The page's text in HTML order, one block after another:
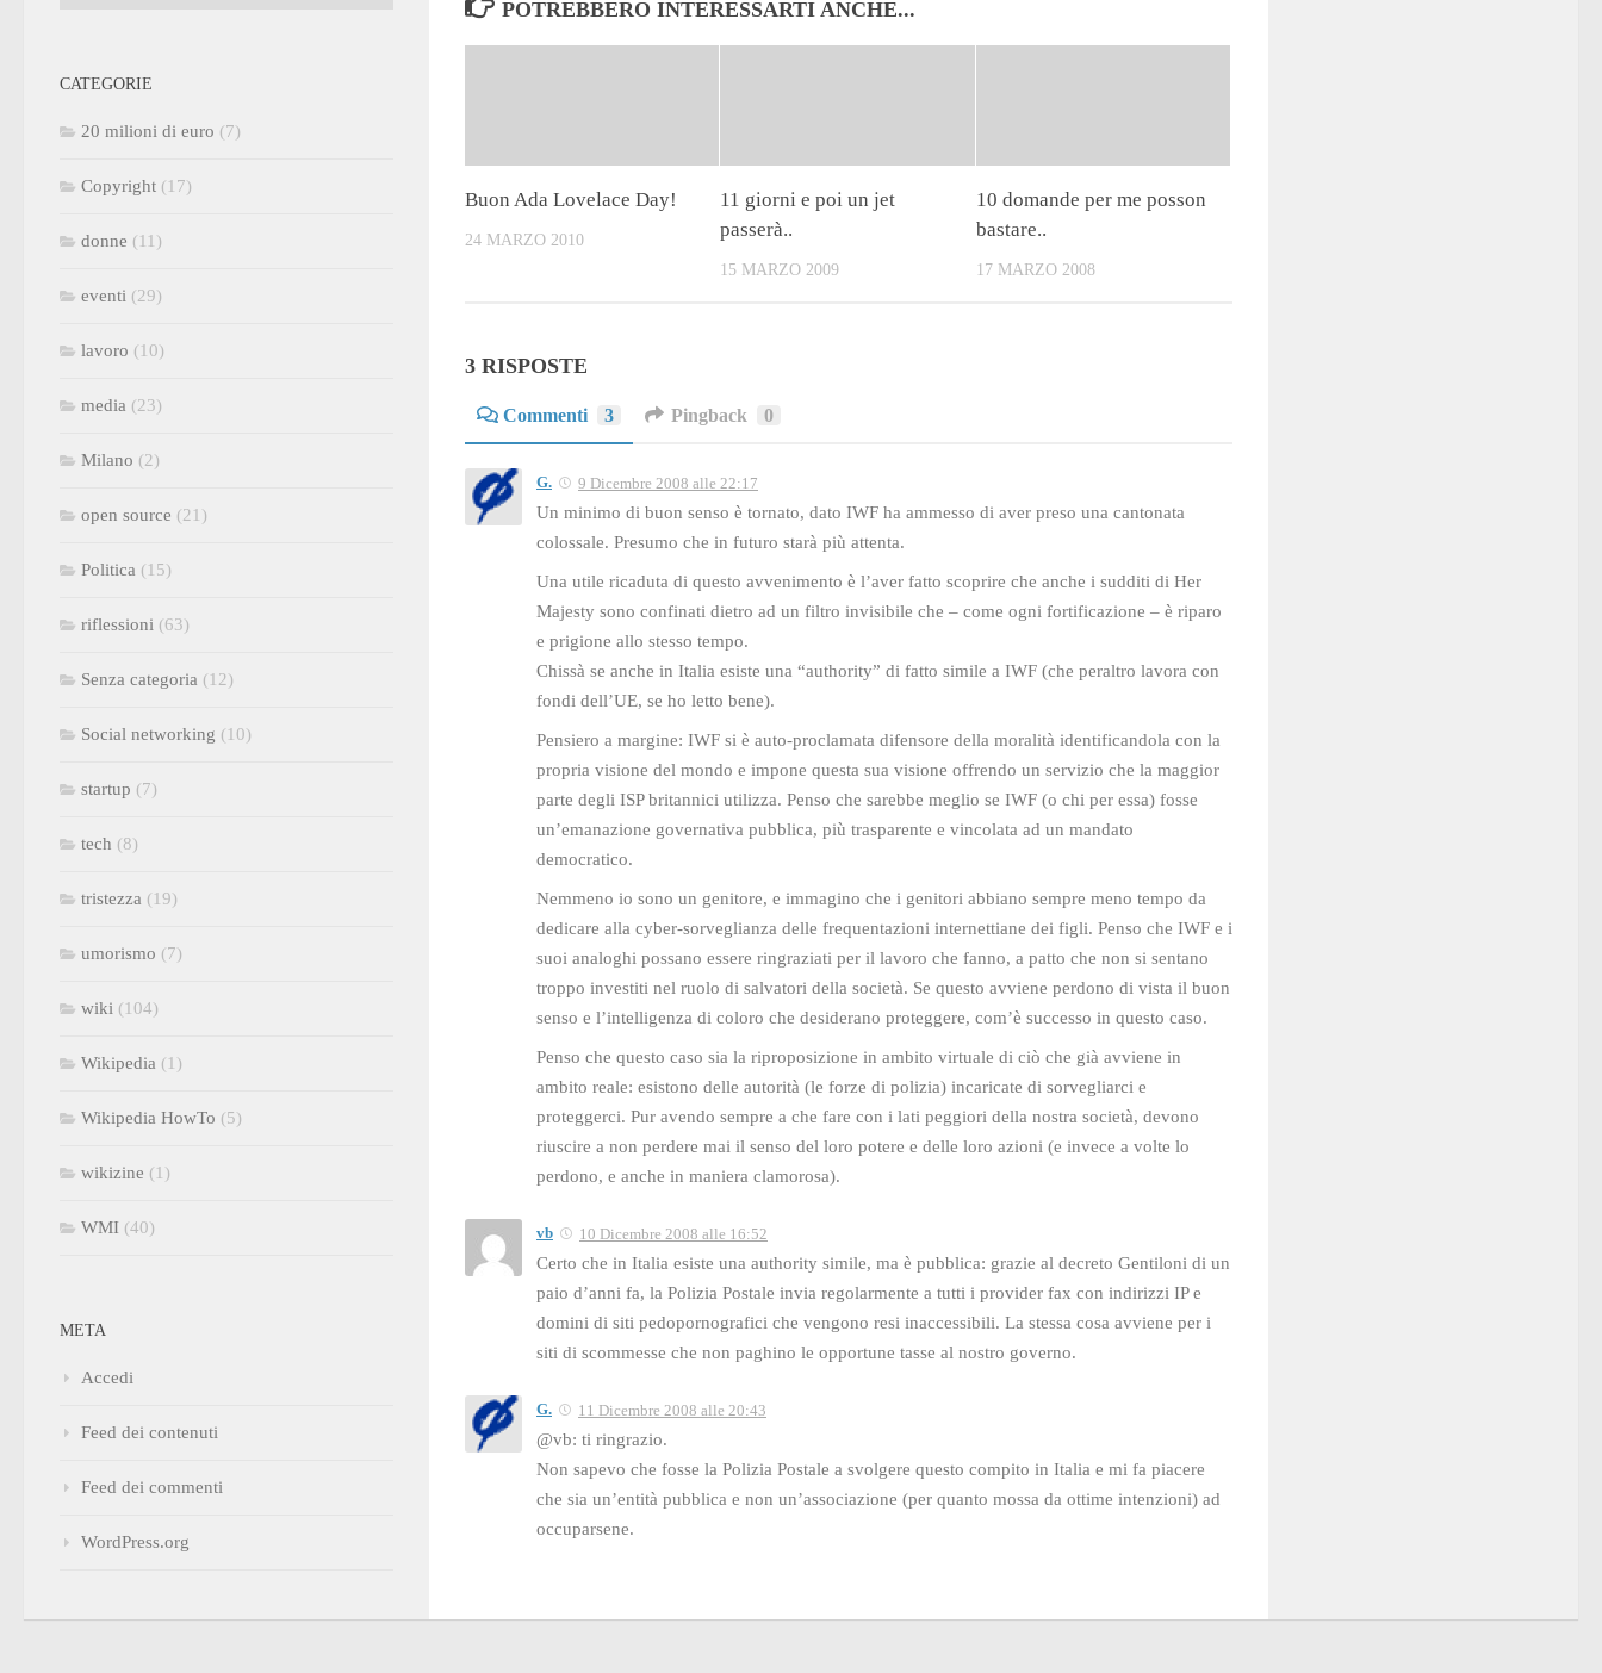
POTREBBERO INTERESSARTI ANCHE...
Buon Ada Lovelace Day!
24 MARZO 2010
11 giorni e poi un jet
passerà..
15 MARZO 2009
10 domande per me posson
bastare..
17 MARZO 2008
3 RISPOSTE
Commenti 3 Pingback 0
G. 9 Dicembre 2008 alle 22:17
Un minimo di buon senso è tornato, dato IWF ha ammesso di aver preso una cantonata
colossale. Presumo che in futuro starà più attenta.
Una utile ricaduta di questo avvenimento è l’aver fatto scoprire che anche i sudditi di Her
Majesty sono confinati dietro ad un filtro invisibile che – come ogni fortificazione – è riparo
e prigione allo stesso tempo.
Chissà se anche in Italia esiste una “authority” di fatto simile a IWF (che peraltro lavora con
fondi dell’UE, se ho letto bene).
Pensiero a margine: IWF si è auto-proclamata difensore della moralità identificandola con la
propria visione del mondo e impone questa sua visione offrendo un servizio che la maggior
parte degli ISP britannici utilizza. Penso che sarebbe meglio se IWF (o chi per essa) fosse
un’emanazione governativa pubblica, più trasparente e vincolata ad un mandato
democratico.
Nemmeno io sono un genitore, e immagino che i genitori abbiano sempre meno tempo da
dedicare alla cyber-sorveglianza delle frequentazioni internettiane dei figli. Penso che IWF e i
suoi analoghi possano essere ringraziati per il lavoro che fanno, a patto che non si sentano
troppo investiti nel ruolo di salvatori della società. Se questo avviene perdono di vista il buon
senso e l’intelligenza di coloro che desiderano proteggere, com’è successo in questo caso.
Penso che questo caso sia la riproposizione in ambito virtuale di ciò che già avviene in
ambito reale: esistono delle autorità (le forze di polizia) incaricate di sorvegliarci e
proteggerci. Pur avendo sempre a che fare con i lati peggiori della nostra società, devono
riuscire a non perdere mai il senso del loro potere e delle loro azioni (e invece a volte lo
perdono, e anche in maniera clamorosa).
vb 10 Dicembre 2008 alle 16:52
Certo che in Italia esiste una authority simile, ma è pubblica: grazie al decreto Gentiloni di un
paio d’anni fa, la Polizia Postale invia regolarmente a tutti i provider fax con indirizzi IP e
domini di siti pedopornografici che vengono resi inaccessibili. La stessa cosa avviene per i
siti di scommesse che non paghino le opportune tasse al nostro governo.
G. 11 Dicembre 2008 alle 20:43
@vb: ti ringrazio.
Non sapevo che fosse la Polizia Postale a svolgere questo compito in Italia e mi fa piacere
che sia un’entità pubblica e non un’associazione (per quanto mossa da ottime intenzioni) ad
occuparsene.
CATEGORIE
20 milioni di euro (7)
Copyright (17)
donne (11)
eventi (29)
lavoro (10)
media (23)
Milano (2)
open source (21)
Politica (15)
riflessioni (63)
Senza categoria (12)
Social networking (10)
startup (7)
tech (8)
tristezza (19)
umorismo (7)
wiki (104)
Wikipedia (1)
Wikipedia HowTo (5)
wikizine (1)
WMI (40)
META
Accedi
Feed dei contenuti
Feed dei commenti
WordPress.org